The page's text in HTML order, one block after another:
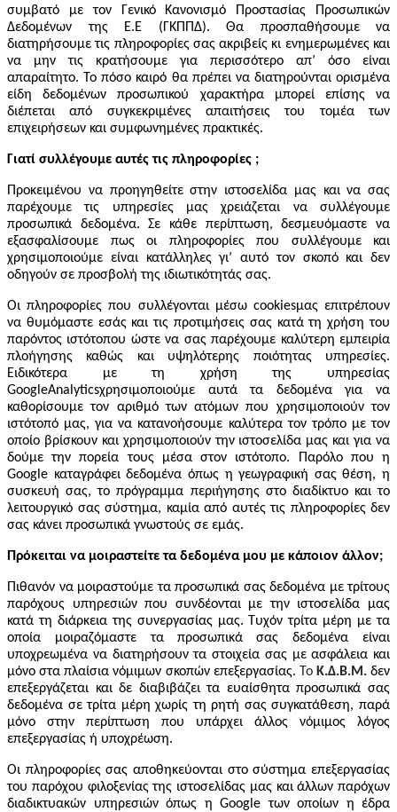
συμβατό με τον Γενικό Κανονισμό Προστασίας Προσωπικών
Δεδομένων της Ε.Ε (ΓΚΠΠΔ). Θα προσπαθήσουμε να
διατηρήσουμε τις πληροφορίες σας ακριβείς κι ενημερωμένες και
να μην τις κρατήσουμε για περισσότερο απ’ όσο είναι
απαραίτητο. Το πόσο καιρό θα πρέπει να διατηρούνται ορισμένα
είδη δεδομένων προσωπικού χαρακτήρα μπορεί επίσης να
διέπεται από συγκεκριμένες απαιτήσεις του τομέα των
επιχειρήσεων και συμφωνημένες πρακτικές.
Γιατί συλλέγουμε αυτές τις πληροφορίες ;
Προκειμένου να προηγηθείτε στην ιστοσελίδα μας και να σας
παρέχουμε τις υπηρεσίες μας χρειάζεται να συλλέγουμε
προσωπικά δεδομένα. Σε κάθε περίπτωση, δεσμευόμαστε να
εξασφαλίσουμε πως οι πληροφορίες που συλλέγουμε και
χρησιμοποιούμε είναι κατάλληλες γι’ αυτό τον σκοπό και δεν
οδηγούν σε προσβολή της ιδιωτικότητάς σας.
Οι πληροφορίες που συλλέγονται μέσω cookiesμας επιτρέπουν
να θυμόμαστε εσάς και τις προτιμήσεις σας κατά τη χρήση του
παρόντος ιστότοπου ώστε να σας παρέχουμε καλύτερη εμπειρία
πλοήγησης καθώς και υψηλότερης ποιότητας υπηρεσίες.
Ειδικότερα με τη χρήση της υπηρεσίας
GoogleAnalyticsχρησιμοποιούμε αυτά τα δεδομένα για να
καθορίσουμε τον αριθμό των ατόμων που χρησιμοποιούν τον
ιστότοπό μας, για να κατανοήσουμε καλύτερα τον τρόπο με τον
οποίο βρίσκουν και χρησιμοποιούν την ιστοσελίδα μας και για να
δούμε την πορεία τους μέσα στον ιστότοπο. Παρόλο που η
Google καταγράφει δεδομένα όπως η γεωγραφική σας θέση, η
συσκευή σας, το πρόγραμμα περιήγησης στο διαδίκτυο και το
λειτουργικό σας σύστημα, καμία από αυτές τις πληροφορίες δεν
σας κάνει προσωπικά γνωστούς σε εμάς.
Πρόκειται να μοιραστείτε τα δεδομένα μου με κάποιον άλλον;
Πιθανόν να μοιραστούμε τα προσωπικά σας δεδομένα με τρίτους
παρόχους υπηρεσιών που συνδέονται με την ιστοσελίδα μας
κατά τη διάρκεια της συνεργασίας μας. Τυχόν τρίτα μέρη με τα
οποία μοιραζόμαστε τα προσωπικά σας δεδομένα είναι
υποχρεωμένα να διατηρήσουν τα στοιχεία σας με ασφάλεια και
μόνο στα πλαίσια νόμιμων σκοπών επεξεργασίας. ΤοΚ.Δ.Β.Μ. δεν
επεξεργάζεται και δε διαβιβάζει τα ευαίσθητα προσωπικά σας
δεδομένα σε τρίτα μέρη χωρίς τη ρητή σας συγκατάθεση, παρά
μόνο στην περίπτωση που υπάρχει άλλος νόμιμος λόγος
επεξεργασίας ή υποχρέωση.
Οι πληροφορίες σας αποθηκεύονται στο σύστημα επεξεργασίας
του παρόχου φιλοξενίας της ιστοσελίδας μας και άλλων παρόχων
διαδικτυακών υπηρεσιών όπως η Google των οποίων η έδρα